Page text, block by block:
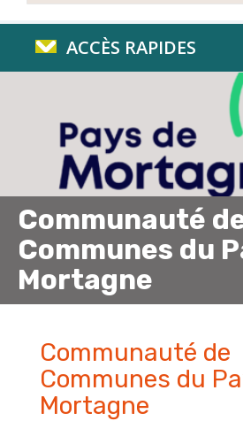
ACCÈS RAPIDES
Communauté
Communes du
Mortagne
Communauté de
Communes du
Mortagne